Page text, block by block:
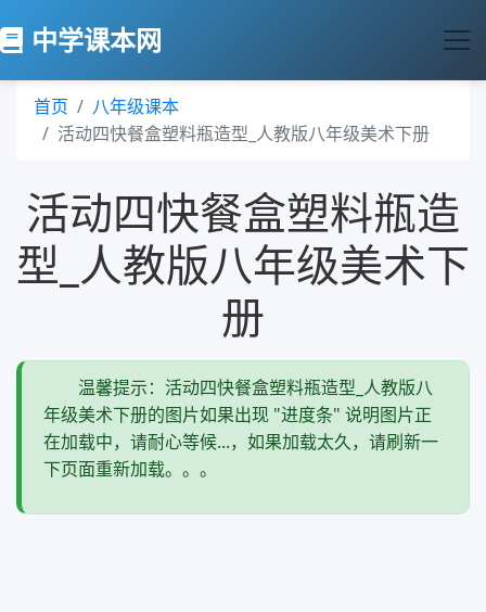
中学课本网
首页
八年级课本
活动四快餐盒塑料瓶造型_人教版八年级美术下册
活动四快餐盒塑料瓶造
型_人教版八年级美术下
册
温馨提示：活动四快餐盒塑料瓶造型_人教版八
年级美术下册的图片如果出现 "进度条" 说明图片正
在加载中，请耐心等候...，如果加载太久，请刷新一
下页面重新加载。。。